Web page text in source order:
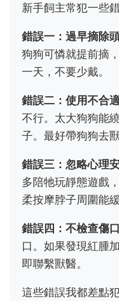
新手飼主常犯一些
錯誤一：過早摘除頭
狗狗可憐就提前摘
一天，不要少戴。
錯誤二：使用不合適
不行。太大狗狗能
子。最好帶狗狗去
錯誤三：忽略心理安
多陪牠玩靜態遊戲
柔按摩脖子周圍能緩
錯誤四：不檢查傷口
口。如果發現紅腫
即聯繫獸醫。
這些錯誤我都差點